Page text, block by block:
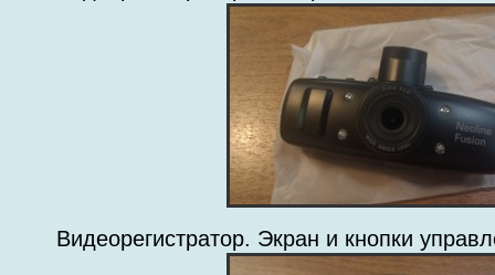
Видеорегистратор. Экран и кнопки